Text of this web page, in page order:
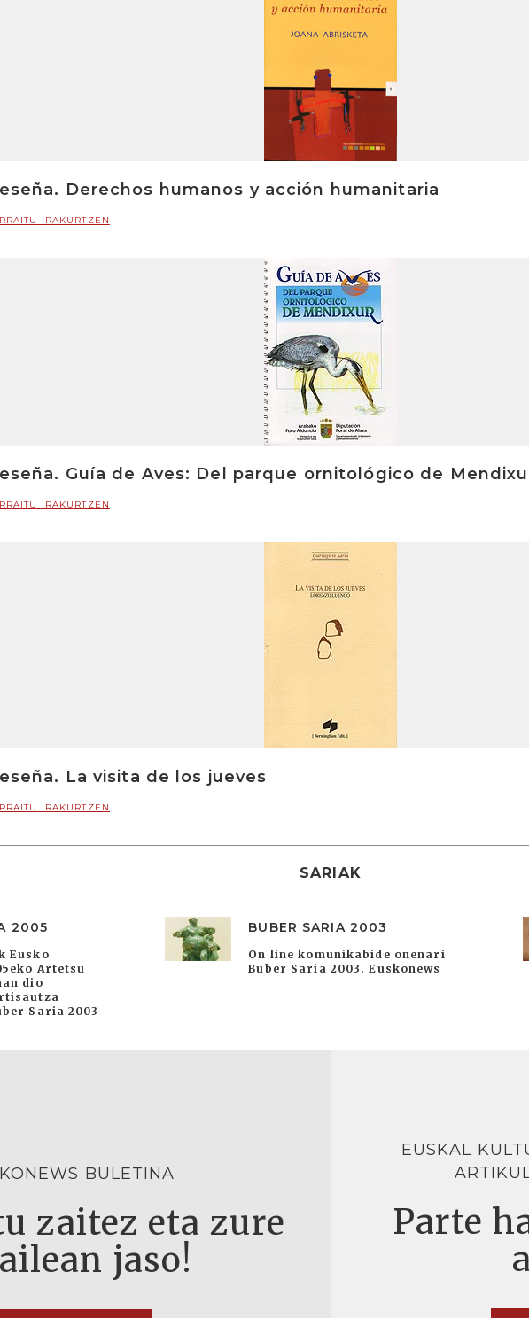
Derechos humanos y acción humanitaria
IRAKURTZEN
Guía de Aves: Del parque ornitológico de
IRAKURTZEN
La visita de los jueves
IRAKURTZEN
SARIAK
2005
Eusko
Artetsu
dio
Saria 2003
BUBER SARIA 2003
On line komunikabide onenari
Buber Saria 2003. Euskonews
BULETINA
zaitez eta zure
jaso!
EUSKAL
Parte